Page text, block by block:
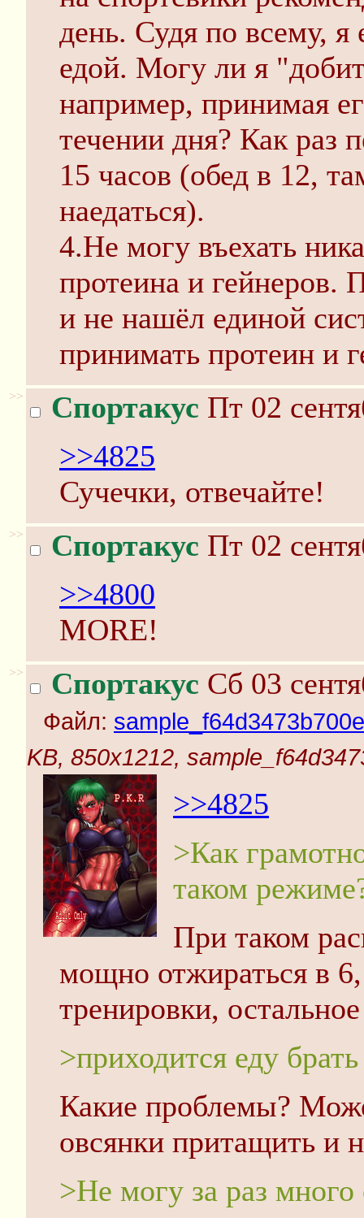
день. Судя по всему,
едой. Могу ли я
например, принимая
течении дня? Как раз
15 часов (обед в 12,
наедаться).
4.Не могу въехать
протеина и гейнеров.
и не нашёл единой
принимать протеин и
>> Спортакус Пт 02
>>4825
Сучечки, отвечайте!
>> Спортакус Пт 02
>>4800
MORE!
>> Спортакус Сб 03
Файл:
KB, 850x1212,
>>4825
>Как
таком
При таком
мощно отжираться в
тренировки,
>приходится еду
Какие проблемы?
овсянки притащить и
>Не могу за раз много